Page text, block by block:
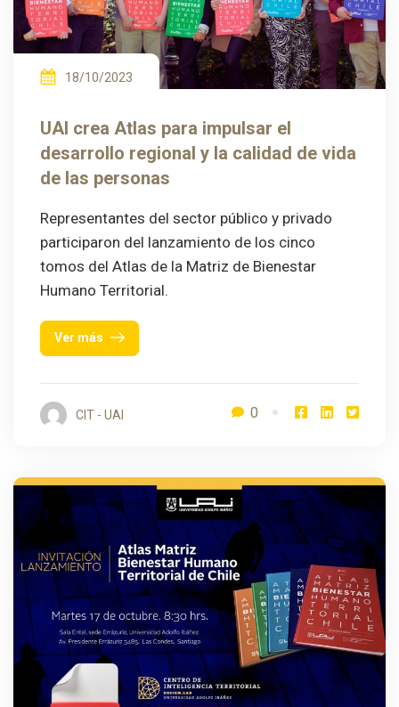
18/10/2023
UAI crea Atlas para impulsar el
desarrollo regional y la calidad de vida
de las personas
Representantes del sector público y privado
participaron del lanzamiento de los cinco
tomos del Atlas de la Matriz de Bienestar
Humano Territorial.
Ver más
CIT - UAI 0